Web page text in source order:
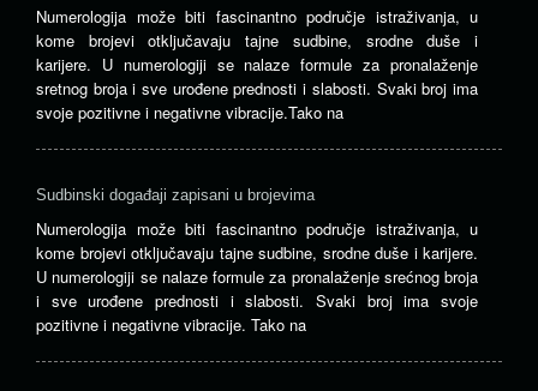
Numerologija može biti fascinantno područje istraživanja, u
kome brojevi otključavaju tajne sudbine, srodne duše i
karijere. U numerologiji se nalaze formule za pronalaženje
sretnog broja i sve urođene prednosti i slabosti. Svaki broj ima
svoje pozitivne i negativne vibracije.Tako na
Sudbinski događaji zapisani u brojevima
Numerologija može biti fascinantno područje istraživanja, u
kome brojevi otključavaju tajne sudbine, srodne duše i karijere.
U numerologiji se nalaze formule za pronalaženje srećnog broja
i sve urođene prednosti i slabosti. Svaki broj ima svoje
pozitivne i negativne vibracije. Tako na